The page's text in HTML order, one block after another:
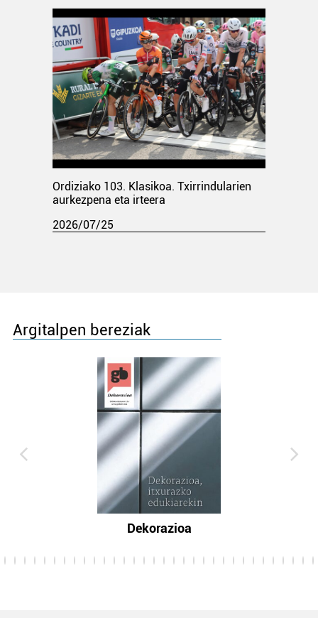
Ordiziako 103. Klasikoa. Txirrindularien
aurkezpena eta irteera
2026/07/25
Argitalpen bereziak
Dekorazioa